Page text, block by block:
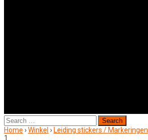
Search
for:
Home ›Winkel › Leiding stickers / Markeringen
1